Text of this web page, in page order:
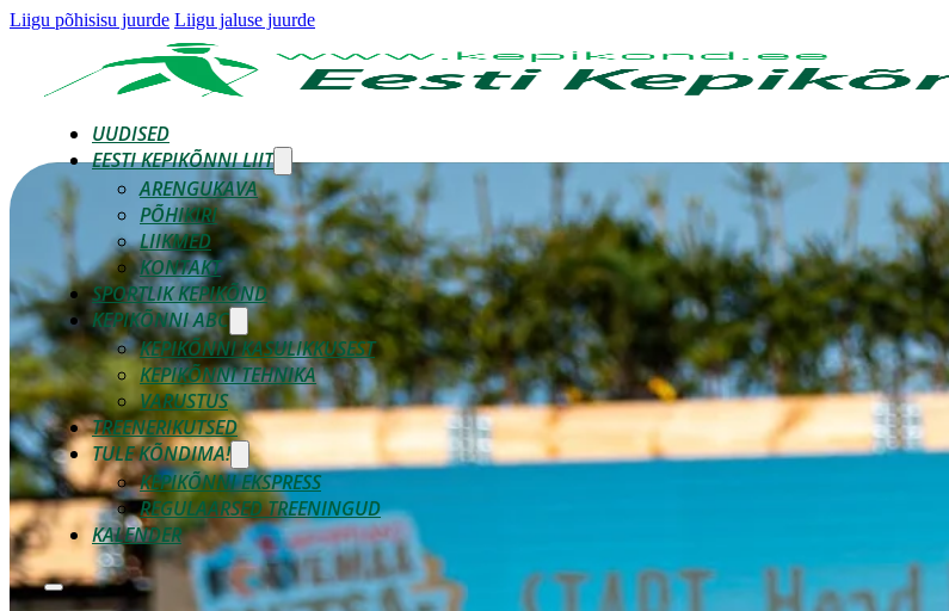
Liigu põhisisu juurde Liigu jaluse juurde
UUDISED
EESTI KEPIKÕNNI LIIT
ARENGUKAVA
PÕHIKIRI
LIIKMED
KONTAKT
SPORTLIK KEPIKÕND
KEPIKÕNNI ABC
KEPIKÕNNI KASULIKKUSEST
KEPIKÕNNI TEHNIKA
VARUSTUS
TREENERIKUTSED
TULE KÕNDIMA!
KEPIKÕNNI EKSPRESS
REGULAARSED TREENINGUD
KALENDER